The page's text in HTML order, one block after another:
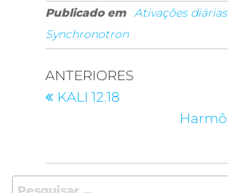
Publicado em Ativações diárias
Synchronotron
ANTERIORES
KALI 12.18